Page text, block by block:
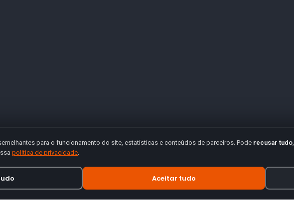
para o funcionamento do site, estatísticas e conteúdos de parceiros. Pode recusar tudo,
política de privacidade.
Aceitar tudo